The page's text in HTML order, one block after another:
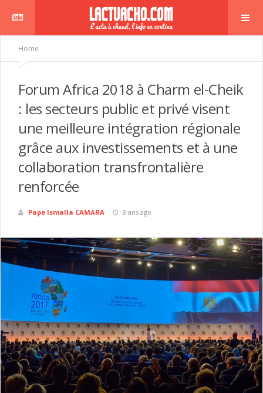
Home
Forum Africa 2018 à Charm el-Cheik
: les secteurs public et privé visent
une meilleure intégration régionale
grâce aux investissements et à une
collaboration transfrontalière
renforcée
Pape Ismaïla CAMARA 8 ans ago